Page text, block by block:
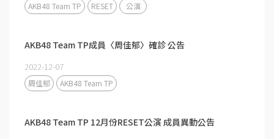
AKB48 Team TP RESET 公演
AKB48 Team TP成員〈周佳郁〉確診 公告
2022-12-07
周佳郁 AKB48 Team TP
AKB48 Team TP 12月份RESET公演 成員異動公告